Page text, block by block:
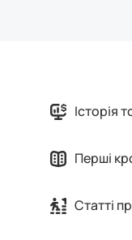
Історія
Перші
Статті